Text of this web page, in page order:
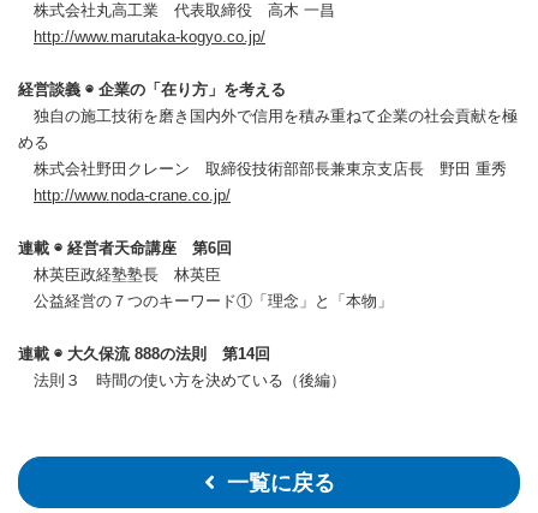
株式会社丸高工業 代表取締役 高木 一昌
http://www.marutaka-kogyo.co.jp/
経営談義 ◉ 企業の「在り方」を考える
独自の施工技術を磨き国内外で信用を積み重ねて企業の社会貢献を極
める
株式会社野田クレーン 取締役技術部部長兼東京支店長 野田 重秀
http://www.noda-crane.co.jp/
連載 ◉ 経営者天命講座 第6回
林英臣政経塾塾長 林英臣
公益経営の７つのキーワード①「理念」と「本物」
連載 ◉ 大久保流 888の法則 第14回
法則３ 時間の使い方を決めている（後編）
一覧に戻る